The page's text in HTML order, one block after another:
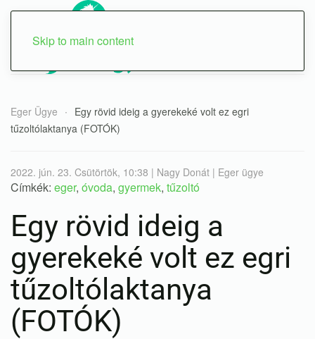
Skip to main content
Eger Ügye
Egy rövid ideig a gyerekeké volt ez egri
tűzoltólaktanya (FOTÓK)
2022. jún. 23. Csütörtök, 10:38 | Nagy Donát | Eger ügye
Címkék: eger, óvoda, gyermek, tűzoltó
Egy rövid ideig a
gyerekeké volt ez egri
tűzoltólaktanya
(FOTÓK)